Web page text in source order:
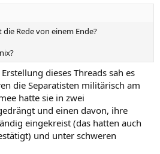
Rede von einem Ende?
dieses Threads sah es
die Separatisten militärisch am
hatte sie in zwei
und einen davon, ihre
eingekreist (das hatten auch
und unter schweren